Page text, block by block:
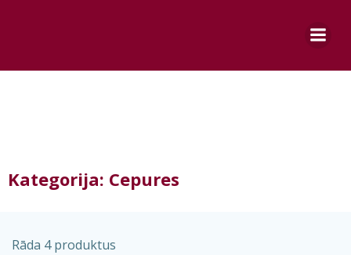
Kategorija: Cepures
Rāda 4 produktus